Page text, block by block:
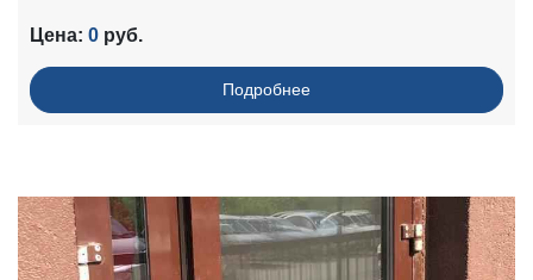
Цена: 0 руб.
Подробнее